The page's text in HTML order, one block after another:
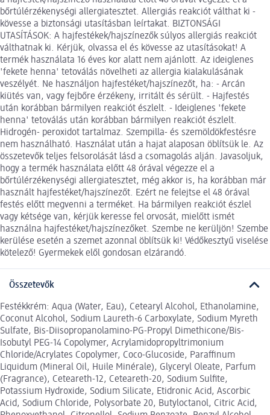
bőrtúlérzékenységi allergiatesztet. Allergiás reakciót válthat ki -
kövesse a biztonsági utasításban leírtakat. BIZTONSÁGI
UTASÍTÁSOK: A hajfestékek/hajszínezők súlyos allergiás reakciót
válthatnak ki. Kérjük, olvassa el és kövesse az utasításokat! A
termék használata 16 éves kor alatt nem ajánlott. Az ideiglenes
'fekete henna' tetoválás növelheti az allergia kialakulásának
veszélyét. Ne használjon hajfestéket/hajszínezőt, ha: - Arcán
kiütés van, vagy fejbőre érzékeny, irritált és sérült. - Hajfestés
után korábban bármilyen reakciót észlelt. - Ideiglenes 'fekete
henna' tetoválás után korábban bármilyen reakciót észlelt.
Hidrogén- peroxidot tartalmaz. Szempilla- és szemöldökfestésre
nem használható. Használat után a hajat alaposan öblítsük le. Az
összetevők teljes felsorolását lásd a csomagolás alján. Javasoljuk,
hogy a termék használata előtt 48 órával végezze el a
bőrtúlérzékenységi allergiatesztet, még akkor is, ha korábban már
használt hajfestéket/hajszínezőt. Ezért ne felejtse el 48 órával
festés előtt megvenni a terméket. Ha bármilyen reakciót észlel
vagy kétsége van, kérjük keresse fel orvosát, mielőtt ismét
használna hajfestéket/hajszínezőket. Szembe ne kerüljön! Szembe
kerülése esetén a szemet azonnal öblítsük ki! Védőkesztyű viselése
kötelező! Gyermekek elől gondosan elzárandó.
Összetevők
Festékkrém: Aqua (Water, Eau), Cetearyl Alcohol, Ethanolamine,
Coconut Alcohol, Sodium Laureth-6 Carboxylate, Sodium Myreth
Sulfate, Bis-Diisopropanolamino-PG-Propyl Dimethicone/Bis-
Isobutyl PEG-14 Copolymer, Acrylamidopropyltrimonium
Chloride/Acrylates Copolymer, Coco-Glucoside, Paraffinum
Liquidum (Mineral Oil, Huile Minérale), Glyceryl Oleate, Parfum
(Fragrance), Ceteareth-12, Ceteareth-20, Sodium Sulfite,
Potassium Hydroxide, Sodium Silicate, Etidronic Acid, Ascorbic
Acid, Sodium Chloride, Polysorbate 20, Butyloctanol, Citric Acid,